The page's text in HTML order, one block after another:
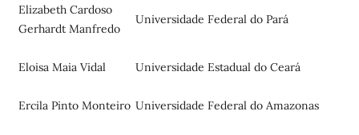
Elizabeth Cardoso
Gerhardt Manfredo
Universidade Federal do Pará
Eloisa Maia Vidal Universidade Estadual do Ceará
Ercila Pinto Monteiro Universidade Federal do Amazonas